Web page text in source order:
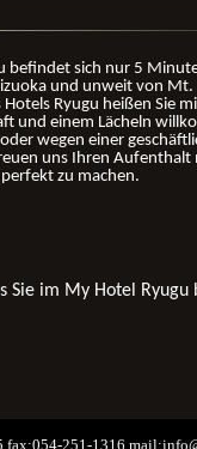
befindet sich nur 5
und unweit von Mt.
Ryugu heißen Sie
und einem Lächeln
oder wegen einer
uns Ihren Aufenthalt
zu machen.
Sie im My Hotel Ryugu
fax:054-251-1316 mail: